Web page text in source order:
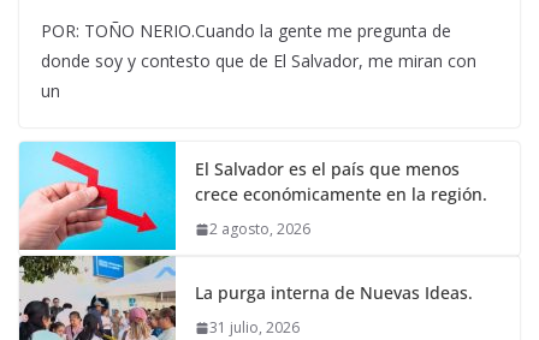
POR: TOÑO NERIO.Cuando la gente me pregunta de
donde soy y contesto que de El Salvador, me miran con
un
El Salvador es el país que menos
crece económicamente en la región.
2 agosto, 2026
La purga interna de Nuevas Ideas.
31 julio, 2026